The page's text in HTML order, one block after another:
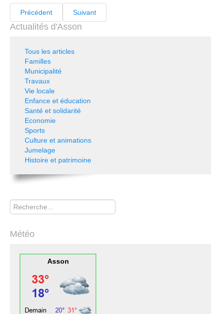
Précédent Suivant
Actualités d'Asson
Tous les articles
Familles
Municipalité
Travaux
Vie locale
Enfance et éducation
Santé et solidarité
Economie
Sports
Culture et animations
Jumelage
Histoire et patrimoine
Rechercher
Météo
Asson